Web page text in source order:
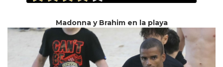
Madonna y Brahim en la playa